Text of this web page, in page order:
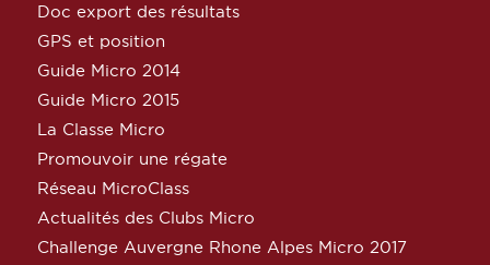
Doc export des résultats
GPS et position
Guide Micro 2014
Guide Micro 2015
La Classe Micro
Promouvoir une régate
Réseau MicroClass
Actualités des Clubs Micro
Challenge Auvergne Rhone Alpes Micro 2017